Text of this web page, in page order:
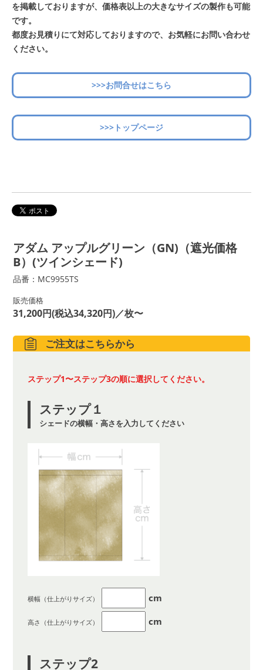
を掲載しておりますが、価格表以上の大きなサイズの製作も可能
です。
都度お見積りにて対応しておりますので、お気軽にお問い合わせ
ください。
>>>お問合せはこちら
>>>トップページ
アダム アップルグリーン（GN)（遮光価格
B）(ツインシェード)
品番：MC9955TS
販売価格
31,200円(税込34,320円)／枚〜
ご注文はこちらから
ステップ1〜ステップ3の順に選択してください。
ステップ１
シェードの横幅・高さを入力してください
横幅（仕上がりサイズ） cm
高さ（仕上がりサイズ） cm
ステップ2